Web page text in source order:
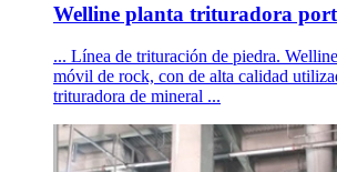
Welline planta trituradora
... Línea de trituración de piedra.
móvil de rock, con de alta calidad
trituradora de mineral ...